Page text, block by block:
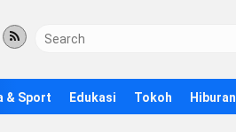
& Sport Edukasi Tokoh Hiburan